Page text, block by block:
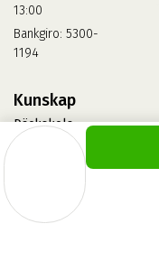
13:00
Bankgiro: 5300-
1194
Kunskap
Däckskola
Informationsbank Av Däck
Och Fälgar